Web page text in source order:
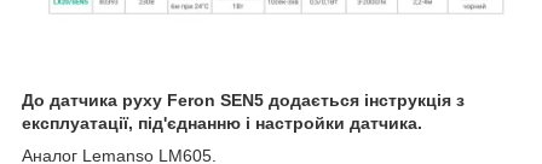
До датчика руху Feron SEN5 додається інструкція з
експлуатації, під'єднанню і настройки датчика.
Аналог Lemanso LM605.